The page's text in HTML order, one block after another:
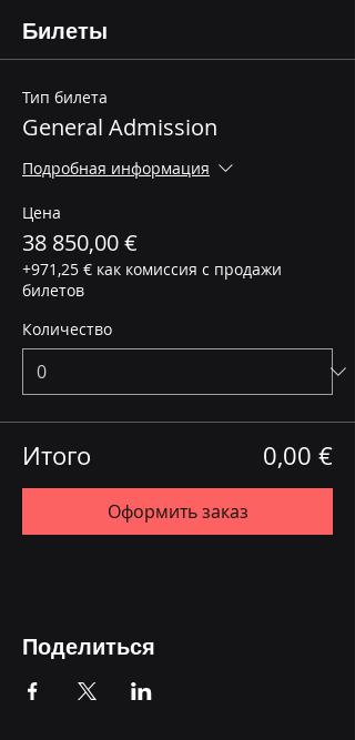
Билеты
Тип билета
General Admission
Подробная информация
Цена
38 850,00 €
+971,25 € как комиссия с продажи
билетов
Количество
Итого 0,00 €
Оформить заказ
Поделиться